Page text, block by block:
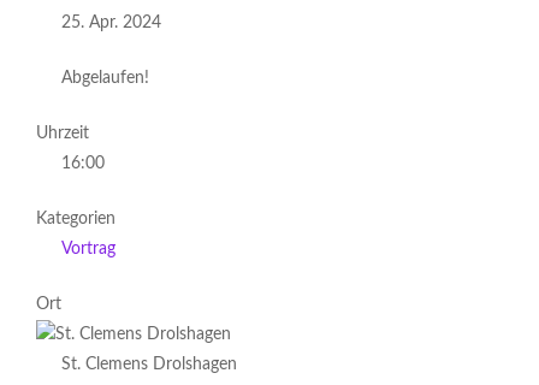
25. Apr. 2024
Abgelaufen!
Uhrzeit
16:00
Kategorien
Vortrag
Ort
St. Clemens Drolshagen